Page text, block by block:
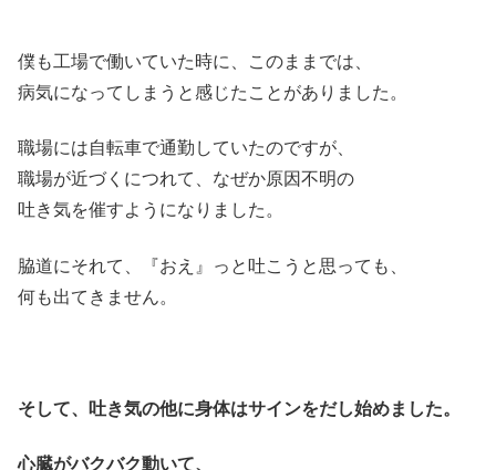
僕も工場で働いていた時に、このままでは、
病気になってしまうと感じたことがありました。
職場には自転車で通勤していたのですが、
職場が近づくにつれて、なぜか原因不明の
吐き気を催すようになりました。
脇道にそれて、『おえ』っと吐こうと思っても、
何も出てきません。
そして、吐き気の他に身体はサインをだし始めました。
心臓がバクバク動いて、